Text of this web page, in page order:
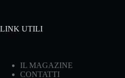
LINK UTILI
IL MAGAZINE
CONTATTI